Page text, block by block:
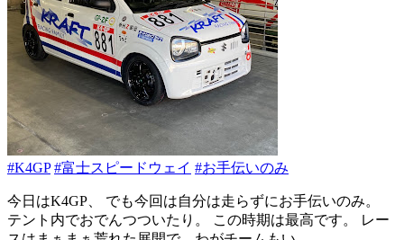
#K4GP #富士スピードウェイ #お手伝いのみ
今日はK4GP、 でも今回は自分は走らずにお手伝いのみ。
テント内でおでんつついたり。 この時期は最高です。 レー